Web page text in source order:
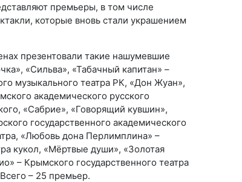
премьеры, в том числе
которые вновь стали украшением
презентовали такие нашумевшие
«Сильва», «Табачный капитан» –
музыкального театра РК, «Дон Жуан»,
академического русского
«Сабрие», «Говорящий кувшин»,
государственного академического
«Любовь дона Перлимплина» –
кукол, «Мёртвые души», «Золотая
– Крымского государственного театра
– 25 премьер.